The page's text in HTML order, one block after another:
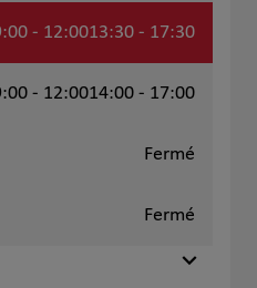
- 12:0013:30 - 17:30
- 12:0014:00 - 17:00
Fermé
Fermé